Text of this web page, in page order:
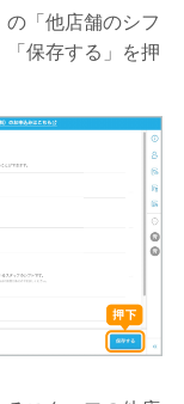
「他店舗のシフ
「保存する」を押